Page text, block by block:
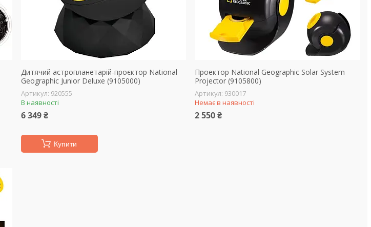
Дитячий астропланетарій-проєктор National
Geographic Junior Deluxe (9105000)
920555
В наявності
6 349 ₴
Купити
Проектор National Geographic Solar System
Projector (9105800)
930017
Немає в наявності
2 550 ₴